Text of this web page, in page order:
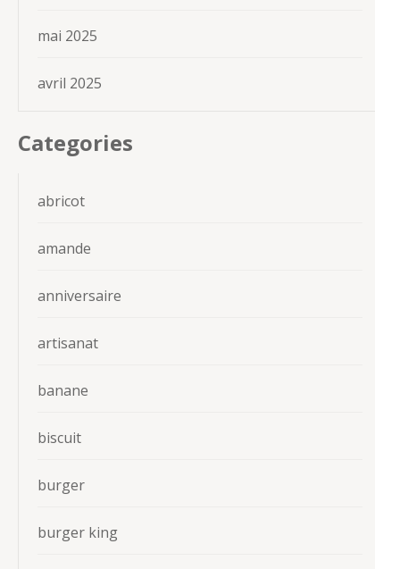
mai 2025
avril 2025
Categories
abricot
amande
anniversaire
artisanat
banane
biscuit
burger
burger king